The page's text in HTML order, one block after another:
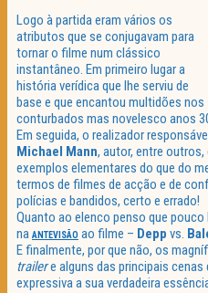
Logo à partida eram vários os
atributos que se conjugavam para
tornar o filme num clássico
instantâneo. Em primeiro lugar a
história verídica que lhe serviu de
base e que encantou multidões nos
conturbados mas novelesco anos
Em seguida, o realizador
Michael Mann, autor, entre outros,
exemplos elementares do que do
termos de filmes de acção e de
polícias e bandidos, certo e errado!
Quanto ao elenco penso que
na ANTEVISÃO ao filme – Depp vs.
E finalmente, por que não, os
trailere alguns das principais
expressiva a sua verdadeira